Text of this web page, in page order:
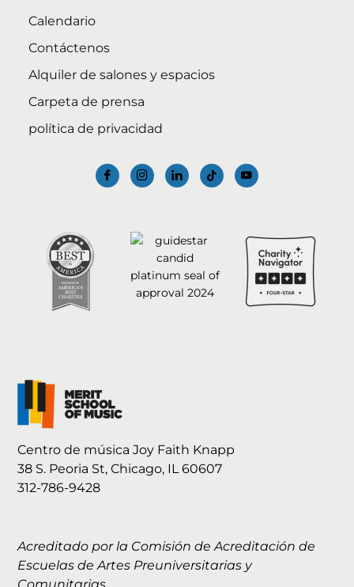
Calendario
Contáctenos
Alquiler de salones y espacios
Carpeta de prensa
política de privacidad
Centro de música Joy Faith Knapp
38 S. Peoria St, Chicago, IL 60607
312-786-9428
Acreditado por la Comisión de Acreditación de
Escuelas de Artes Preuniversitarias y